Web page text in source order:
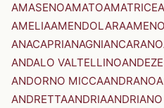
AMASENOAMATOAMATRICE
AMELIAAMENDOLARAAMENO
ANACAPRIANAGNIANCARANO
ANDALO VALTELLINO
ANDORNO MICCAANDRANO
ANDRETTAANDRIA